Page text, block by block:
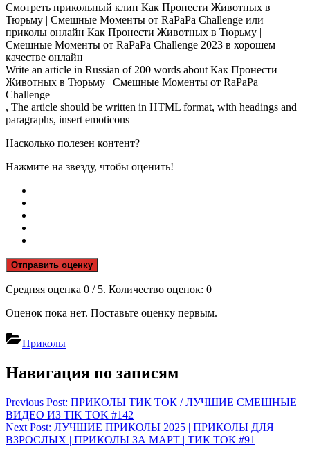
Смотреть прикольный клип Как Пронести Животных в
Тюрьму | Смешные Моменты от RaPaPa Challenge или
приколы онлайн Как Пронести Животных в Тюрьму |
Смешные Моменты от RaPaPa Challenge 2023 в хорошем
качестве онлайн
Write an article in Russian of 200 words about Как Пронести
Животных в Тюрьму | Смешные Моменты от RaPaPa
Challenge
, The article should be written in HTML format, with headings and
paragraphs, insert emoticons
Насколько полезен контент?
Нажмите на звезду, чтобы оценить!
Отправить оценку
Средняя оценка 0 / 5. Количество оценок: 0
Оценок пока нет. Поставьте оценку первым.
Приколы
Навигация по записям
Previous Post: ПРИКОЛЫ ТИК ТОК / ЛУЧШИЕ СМЕШНЫЕ
ВИДЕО ИЗ TIK TOK #142
Next Post: ЛУЧШИЕ ПРИКОЛЫ 2025 | ПРИКОЛЫ ДЛЯ
ВЗРОСЛЫХ | ПРИКОЛЫ ЗА МАРТ | ТИК ТОК #91